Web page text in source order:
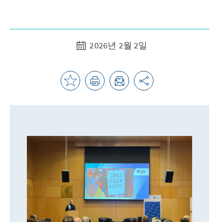
2026년 2월 2일